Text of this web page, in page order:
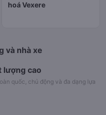
hoá Vexere
và nhà xe
lượng cao
quốc, chủ động và đa dạng lựa